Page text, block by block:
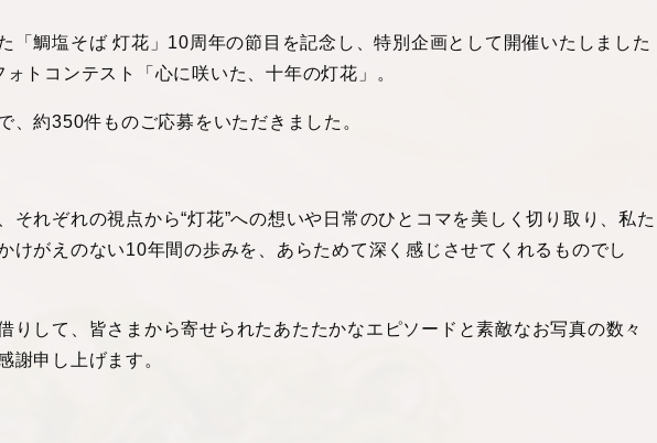
「鯛塩そば 灯花」10周年の節目を記念し、特別企画として開催いたしました
ォトコンテスト「心に咲いた、十年の灯花」。
、約350件ものご応募をいただきました。
それぞれの視点から“灯花”への想いや日常のひとコマを美しく切り取り、私た
けがえのない10年間の歩みを、あらためて深く感じさせてくれるものでし
りして、皆さまから寄せられたあたたかなエピソードと素敵なお写真の数々
謝申し上げます。